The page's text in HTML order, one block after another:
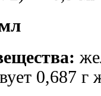
0,687